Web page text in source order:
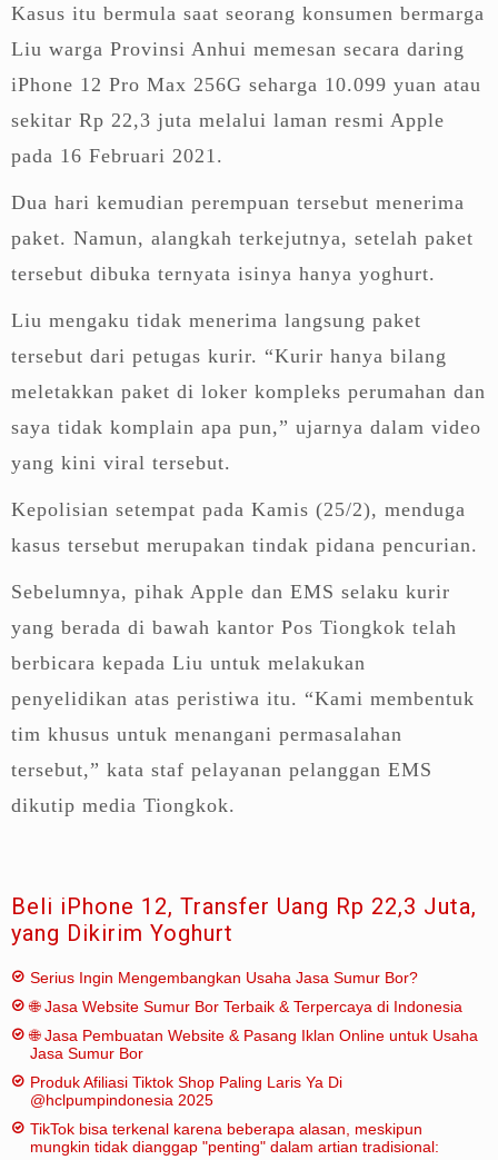
Kasus itu bermula saat seorang konsumen bermarga
Liu warga Provinsi Anhui memesan secara daring
iPhone 12 Pro Max 256G seharga 10.099 yuan atau
sekitar Rp 22,3 juta melalui laman resmi Apple
pada 16 Februari 2021.
Dua hari kemudian perempuan tersebut menerima
paket. Namun, alangkah terkejutnya, setelah paket
tersebut dibuka ternyata isinya hanya yoghurt.
Liu mengaku tidak menerima langsung paket
tersebut dari petugas kurir. “Kurir hanya bilang
meletakkan paket di loker kompleks perumahan dan
saya tidak komplain apa pun,” ujarnya dalam video
yang kini viral tersebut.
Kepolisian setempat pada Kamis (25/2), menduga
kasus tersebut merupakan tindak pidana pencurian.
Sebelumnya, pihak Apple dan EMS selaku kurir
yang berada di bawah kantor Pos Tiongkok telah
berbicara kepada Liu untuk melakukan
penyelidikan atas peristiwa itu. “Kami membentuk
tim khusus untuk menangani permasalahan
tersebut,” kata staf pelayanan pelanggan EMS
dikutip media Tiongkok.
Beli iPhone 12, Transfer Uang Rp 22,3 Juta,
yang Dikirim Yoghurt
Serius Ingin Mengembangkan Usaha Jasa Sumur Bor?
🌐 Jasa Website Sumur Bor Terbaik & Terpercaya di Indonesia
🌐 Jasa Pembuatan Website & Pasang Iklan Online untuk Usaha
Jasa Sumur Bor
Produk Afiliasi Tiktok Shop Paling Laris Ya Di
@hclpumpindonesia 2025
TikTok bisa terkenal karena beberapa alasan, meskipun
mungkin tidak dianggap "penting" dalam artian tradisional: